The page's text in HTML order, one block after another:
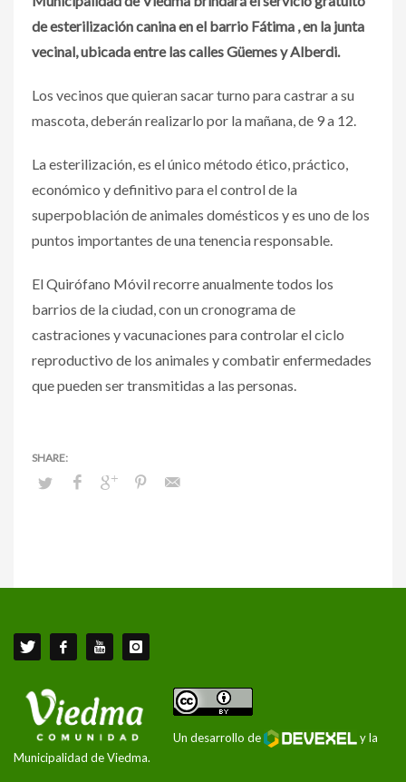
de esterilización canina en el barrio Fátima , en la junta
vecinal, ubicada entre las calles Güemes y Alberdi.
Los vecinos que quieran sacar turno para castrar a su
mascota, deberán realizarlo por la mañana, de 9 a 12.
La esterilización, es el único método ético, práctico,
económico y definitivo para el control de la
superpoblación de animales domésticos y es uno de los
puntos importantes de una tenencia responsable.
El Quirófano Móvil recorre anualmente todos los
barrios de la ciudad, con un cronograma de
castraciones y vacunaciones para controlar el ciclo
reproductivo de los animales y combatir enfermedades
que pueden ser transmitidas a las personas.
Un desarrollo de
y la
Municipalidad de Viedma.